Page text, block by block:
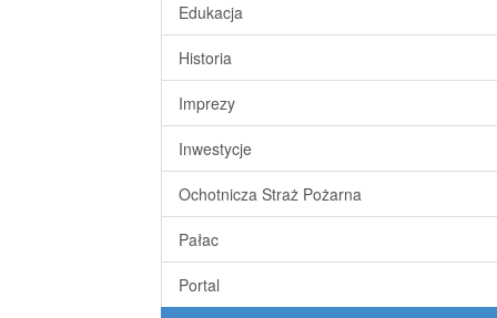
Edukacja
Historia
Imprezy
Inwestycje
Ochotnicza Straż Pożarna
Pałac
Portal